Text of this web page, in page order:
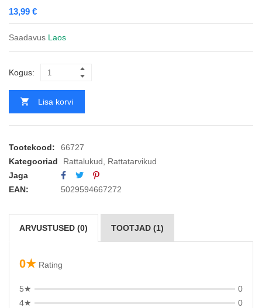
13,99 €
Saadavus Laos
Kogus:
Lisa korvi
Tootekood:
66727
Kategooriad
Rattalukud
Rattatarvikud
Jaga
EAN:
5029594667272
ARVUSTUSED (0) TOOTJAD (1)
0★ Rating
5★
0
4★
0